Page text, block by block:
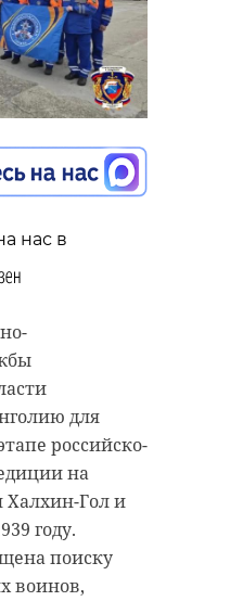
нас в
для
российско-
на
Халхин-Гол и
году.
поиску
воинов,